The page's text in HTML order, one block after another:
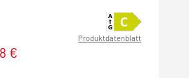
€
Produktdatenblatt